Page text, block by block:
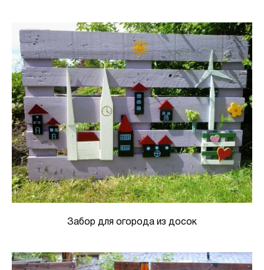
Забор для огорода из досок